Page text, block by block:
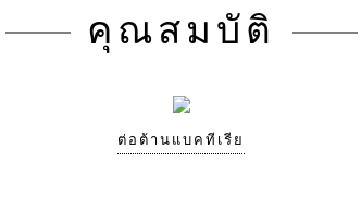
คุณสมบัติ
ต่อต้านแบคทีเรีย